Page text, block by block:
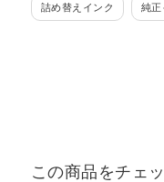
詰め替えインク 純正
この商品をチェ